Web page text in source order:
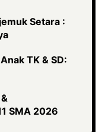
Setara :
TK & SD:
SMA 2026